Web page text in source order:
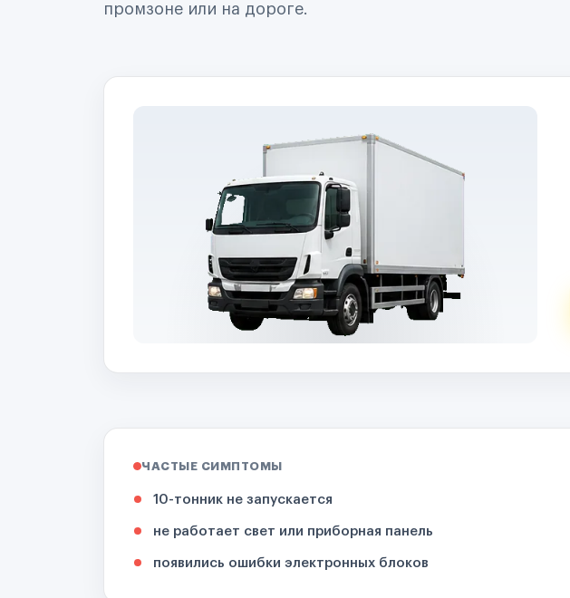
промзоне или на дороге.
ЧАСТЫЕ СИМПТОМЫ
10-тонник не запускается
не работает свет или приборная панель
появились ошибки электронных блоков